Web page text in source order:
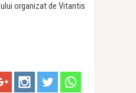
organizat de Vitantis